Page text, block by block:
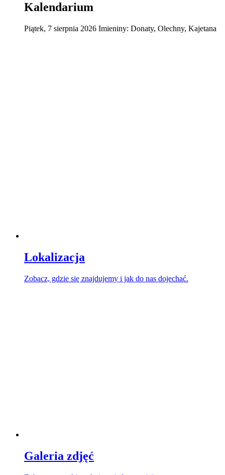
Kalendarium
Piątek, 7 sierpnia 2026 Imieniny: Donaty, Olechny, Kajetana
Lokalizacja
Zobacz, gdzie się znajdujemy i jak do nas dojechać.
Galeria zdjęć